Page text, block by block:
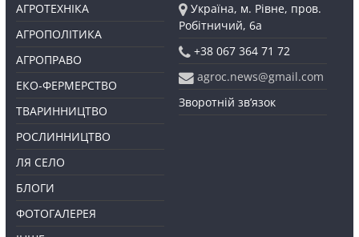
АГРОТЕХНІКА
АГРОПОЛІТИКА
АГРОПРАВО
ЕКО-ФЕРМЕРСТВО
ТВАРИННИЦТВО
РОСЛИННИЦТВО
ЛЯ СЕЛО
БЛОГИ
ФОТОГАЛЕРЕЯ
Україна, м. Рівне, пров.
Робітничий, 6а
+38 067 364 71 72
agroc.news@gmail.com
Зворотній зв’язок